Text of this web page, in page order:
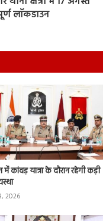
लाॅकडाउन
में कांवड़ यात्रा के दौरान रहेगी कड़ी
2026